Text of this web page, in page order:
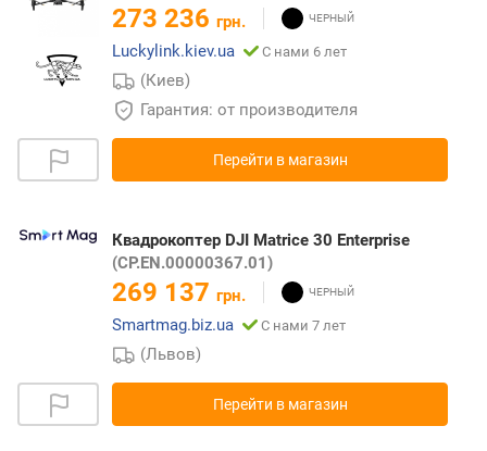
273 236 грн.
Luckylink.kiev.ua
С нами 6 лет
(Киев)
Гарантия: от производителя
Перейти в магазин
Квадрокоптер DJI Matrice 30 Enterprise
(CP.EN.00000367.01)
269 137 грн.
Smartmag.biz.ua
С нами 7 лет
(Львов)
Перейти в магазин